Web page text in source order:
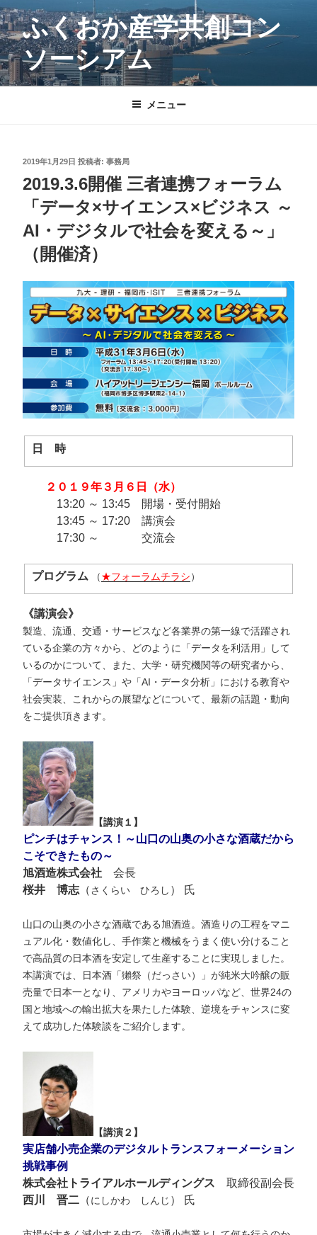
コ
ン
テ
ン
ツ
ふくおか産学共創コン
ソーシアム
メニュー
投
稿
2019年1月29日 投稿者: 事務局
2019.3.6開催 三者連携フォーラム
「データ×サイエンス×ビジネス ～
AI・デジタルで社会を変える～」
（開催済）
日 時
２０１９年３月６日（水）
13:20 ～ 13:45 開場・受付開始
13:45 ～ 17:20 講演会
17:30 ～ 交流会
プログラム （★フォーラムチラシ）
《講演会》
製造、流通、交通・サービスなど各業界の第一線で活躍され
ている企業の方々から、どのように「データを利活用」して
いるのかについて、また、大学・研究機関等の研究者から、
「データサイエンス」や「AI・データ分析」における教育や
社会実装、これからの展望などについて、最新の話題・動向
をご提供頂きます。
【講演１】
ピンチはチャンス！～山口の山奥の小さな酒蔵だから
こそできたもの～
旭酒造株式会社 会長
桜井 博志 （さくらい ひろし ） 氏
山口の山奥の小さな酒蔵である旭酒造。酒造りの工程をマニ
ュアル化・数値化し、手作業と機械をうまく使い分けること
で高品質の日本酒を安定して生産することに実現しました。
本講演では、日本酒「獺祭（だっさい）」が純米大吟醸の販
売量で日本一となり、アメリカやヨーロッパなど、世界24の
国と地域への輸出拡大を果たした体験、逆境をチャンスに変
えて成功した体験談をご紹介します。
【講演２】
実店舗小売企業のデジタルトランスフォーメーション
挑戦事例
株式会社トライアルホールディングス 取締役副会長
西川 晋二 （にしかわ しんじ ） 氏